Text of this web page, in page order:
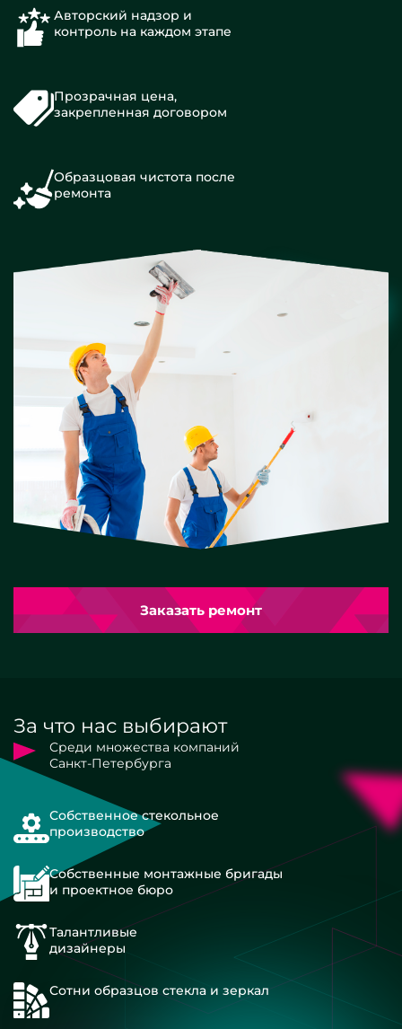
Авторский надзор и
контроль на каждом этапе
Прозрачная цена,
закрепленная договором
Образцовая чистота после
ремонта
Заказать ремонт
За что нас выбирают
Среди множества компаний
Санкт-Петербурга
Собственное стекольное
производство
Собственные монтажные бригады
и проектное бюро
Талантливые
дизайнеры
Сотни образцов стекла и зеркал